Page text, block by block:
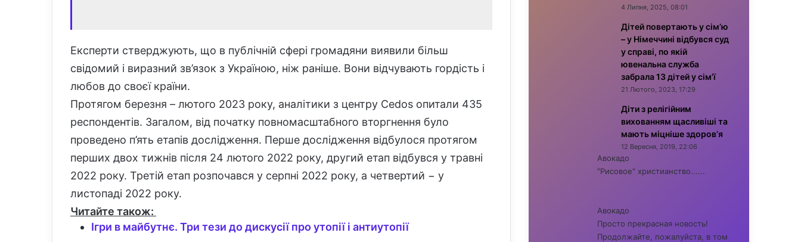
Експерти стверджують, що в публічній сфері громадяни виявили більш
свідомий і виразний зв’язок з Україною, ніж раніше. Вони відчувають гордість і
любов до своєї країни.
Протягом березня – лютого 2023 року, аналітики з центру Cedos опитали 435
респондентів. Загалом, від початку повномасштабного вторгнення було
проведено п’ять етапів дослідження. Перше дослідження відбулося протягом
перших двох тижнів після 24 лютого 2022 року, другий етап відбувся у травні
2022 року. Третій етап розпочався у серпні 2022 року, а четвертий − у
листопаді 2022 року.
Читайте також:
Ігри в майбутнє. Три тези до дискусії про утопії і антиутопії
4 Липня, 2025, 08:01
Дітей повертають у сім’ю
– у Німеччині відбувся суд
у справі, по якій
ювенальна служба
забрала 13 дітей у сім’ї
21 Лютого, 2023, 17:29
Діти з релігійним
вихованням щасливіші та
мають міцніше здоров’я
12 Вересня, 2019, 22:06
Авокадо
"Рисовое" христианство......
Авокадо
Просто прекрасная новость!
Продолжайте, пожалуйста, в том